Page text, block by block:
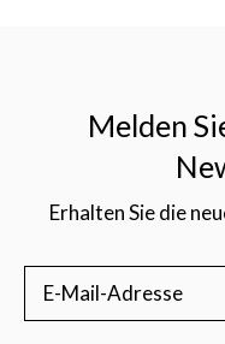
Melden
Erhalten Sie die